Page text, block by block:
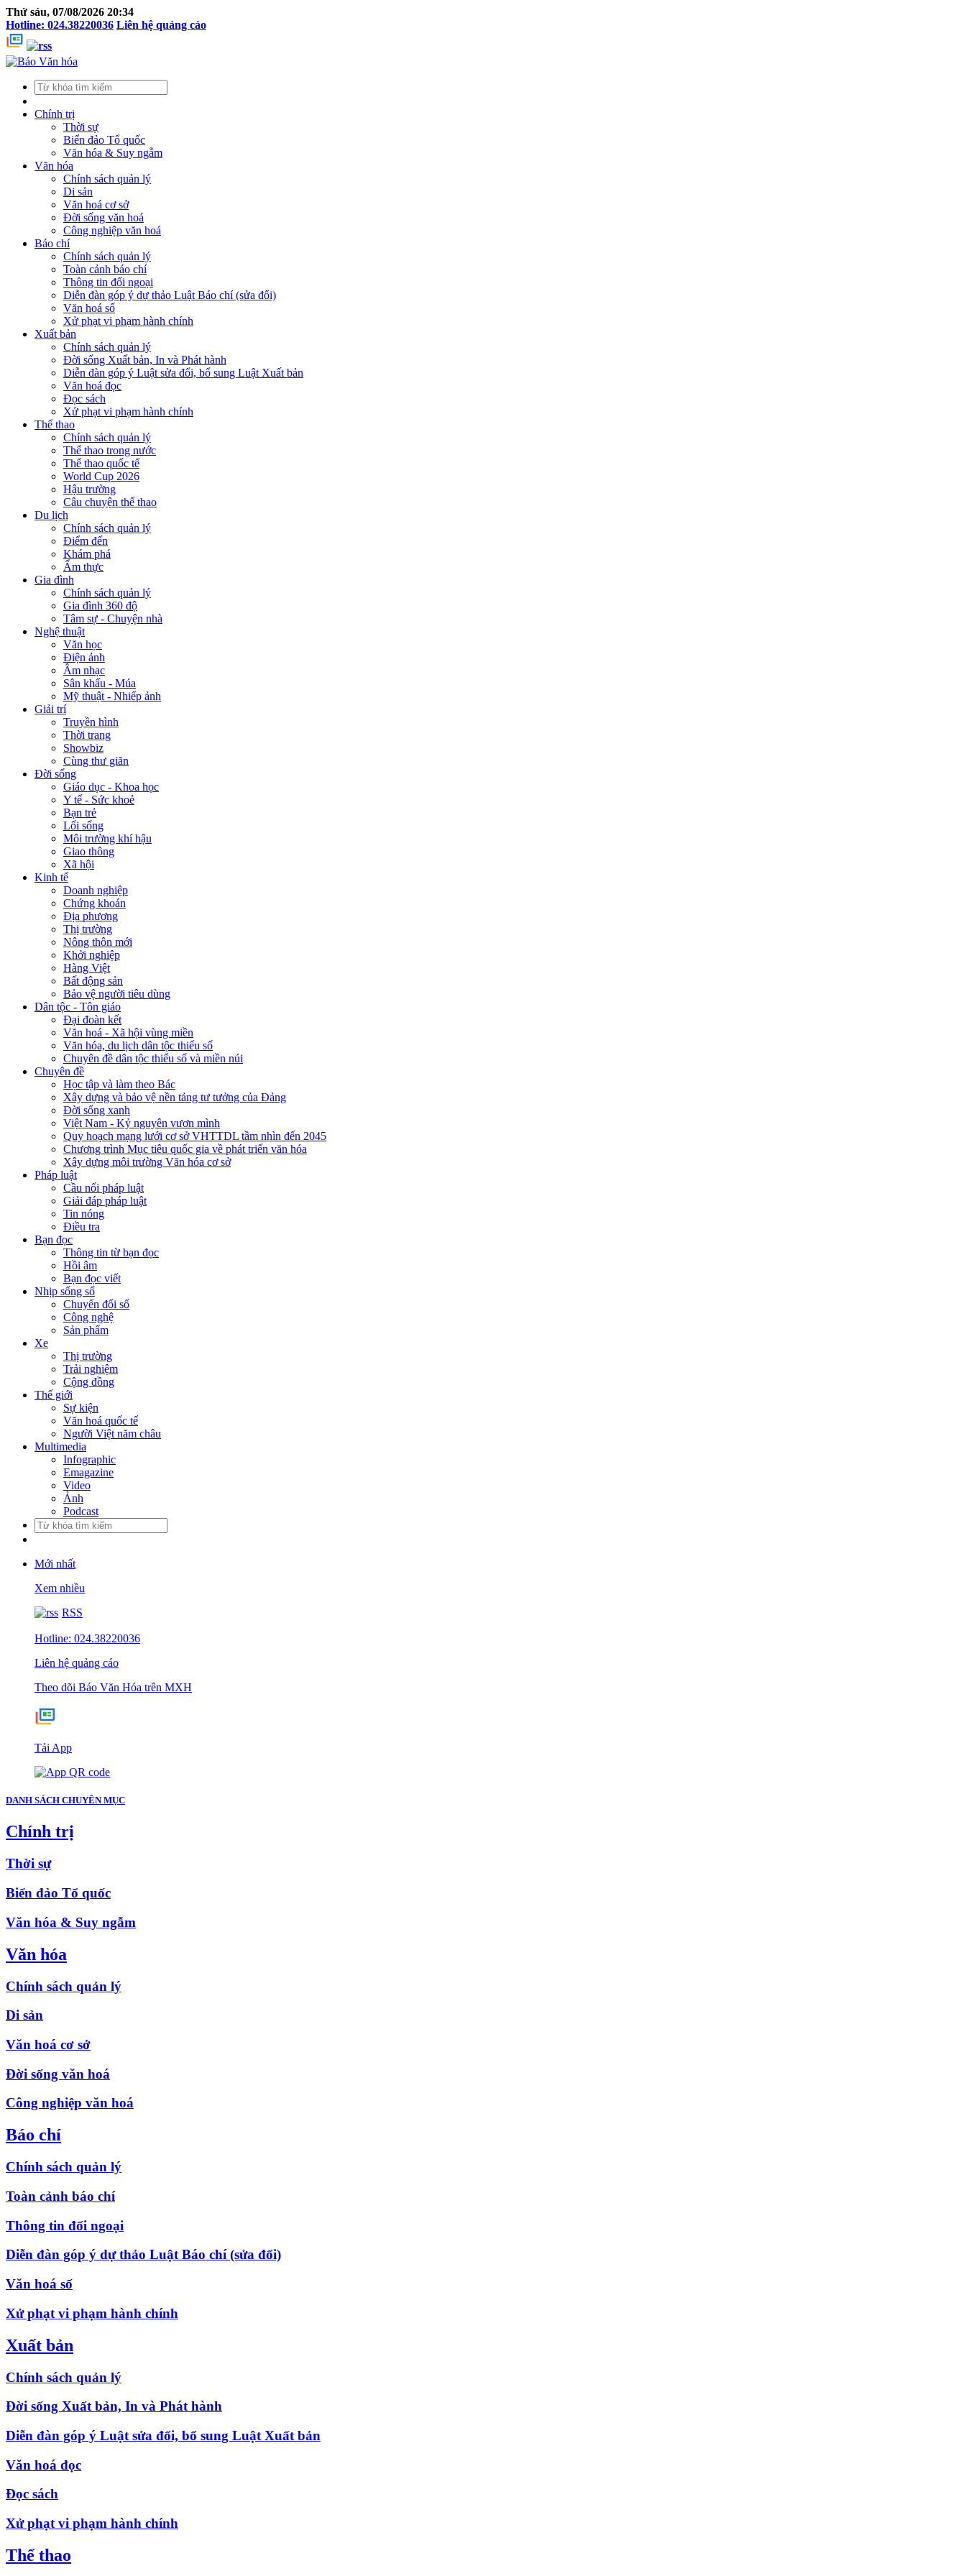
Thứ sáu, 07/08/2026 20:34
Hotline: 024.38220036 Liên hệ quảng cáo
Chính trị
Thời sự
Biển đảo Tổ quốc
Văn hóa & Suy ngẫm
Văn hóa
Chính sách quản lý
Di sản
Văn hoá cơ sở
Đời sống văn hoá
Công nghiệp văn hoá
Báo chí
Chính sách quản lý
Toàn cảnh báo chí
Thông tin đối ngoại
Diễn đàn góp ý dự thảo Luật Báo chí (sửa đổi)
Văn hoá số
Xử phạt vi phạm hành chính
Xuất bản
Chính sách quản lý
Đời sống Xuất bản, In và Phát hành
Diễn đàn góp ý Luật sửa đổi, bổ sung Luật Xuất bản
Văn hoá đọc
Đọc sách
Xử phạt vi phạm hành chính
Thể thao
Chính sách quản lý
Thể thao trong nước
Thể thao quốc tế
World Cup 2026
Hậu trường
Câu chuyện thể thao
Du lịch
Chính sách quản lý
Điểm đến
Khám phá
Ẩm thực
Gia đình
Chính sách quản lý
Gia đình 360 độ
Tâm sự - Chuyện nhà
Nghệ thuật
Văn học
Điện ảnh
Âm nhạc
Sân khấu - Múa
Mỹ thuật - Nhiếp ảnh
Giải trí
Truyền hình
Thời trang
Showbiz
Cùng thư giãn
Đời sống
Giáo dục - Khoa học
Y tế - Sức khoẻ
Bạn trẻ
Lối sống
Môi trường khí hậu
Giao thông
Xã hội
Kinh tế
Doanh nghiệp
Chứng khoán
Địa phương
Thị trường
Nông thôn mới
Khởi nghiệp
Hàng Việt
Bất động sản
Bảo vệ người tiêu dùng
Dân tộc - Tôn giáo
Đại đoàn kết
Văn hoá - Xã hội vùng miền
Văn hóa, du lịch dân tộc thiểu số
Chuyên đề dân tộc thiểu số và miền núi
Chuyên đề
Học tập và làm theo Bác
Xây dựng và bảo vệ nền tảng tư tưởng của Đảng
Đời sống xanh
Việt Nam - Kỷ nguyên vươn mình
Quy hoạch mạng lưới cơ sở VHTTDL tầm nhìn đến 2045
Chương trình Mục tiêu quốc gia về phát triển văn hóa
Xây dựng môi trường Văn hóa cơ sở
Pháp luật
Cầu nối pháp luật
Giải đáp pháp luật
Tin nóng
Điều tra
Bạn đọc
Thông tin từ bạn đọc
Hồi âm
Bạn đọc viết
Nhịp sống số
Chuyển đổi số
Công nghệ
Sản phẩm
Xe
Thị trường
Trải nghiệm
Cộng đồng
Thế giới
Sự kiện
Văn hoá quốc tế
Người Việt năm châu
Multimedia
Infographic
Emagazine
Video
Ảnh
Podcast
Mới nhất
Xem nhiều
RSS
Hotline: 024.38220036
Liên hệ quảng cáo
Theo dõi Báo Văn Hóa trên MXH
Tải App
DANH SÁCH CHUYÊN MỤC
Chính trị
Thời sự
Biển đảo Tổ quốc
Văn hóa & Suy ngẫm
Văn hóa
Chính sách quản lý
Di sản
Văn hoá cơ sở
Đời sống văn hoá
Công nghiệp văn hoá
Báo chí
Chính sách quản lý
Toàn cảnh báo chí
Thông tin đối ngoại
Diễn đàn góp ý dự thảo Luật Báo chí (sửa đổi)
Văn hoá số
Xử phạt vi phạm hành chính
Xuất bản
Chính sách quản lý
Đời sống Xuất bản, In và Phát hành
Diễn đàn góp ý Luật sửa đổi, bổ sung Luật Xuất bản
Văn hoá đọc
Đọc sách
Xử phạt vi phạm hành chính
Thể thao